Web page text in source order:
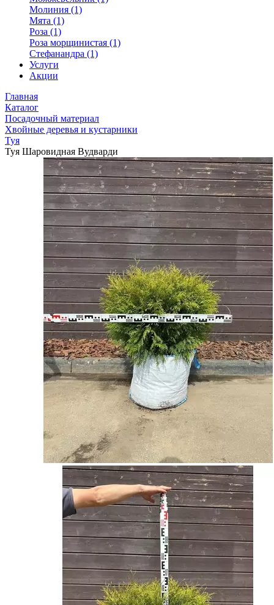
Молиния (1)
Мята (1)
Роза (1)
Роза морщинистая (1)
Стефанандра (1)
Услуги
Акции
Главная
Каталог
Посадочный материал
Хвойные деревья и кустарники
Туя
Туя Шаровидная Вудварди